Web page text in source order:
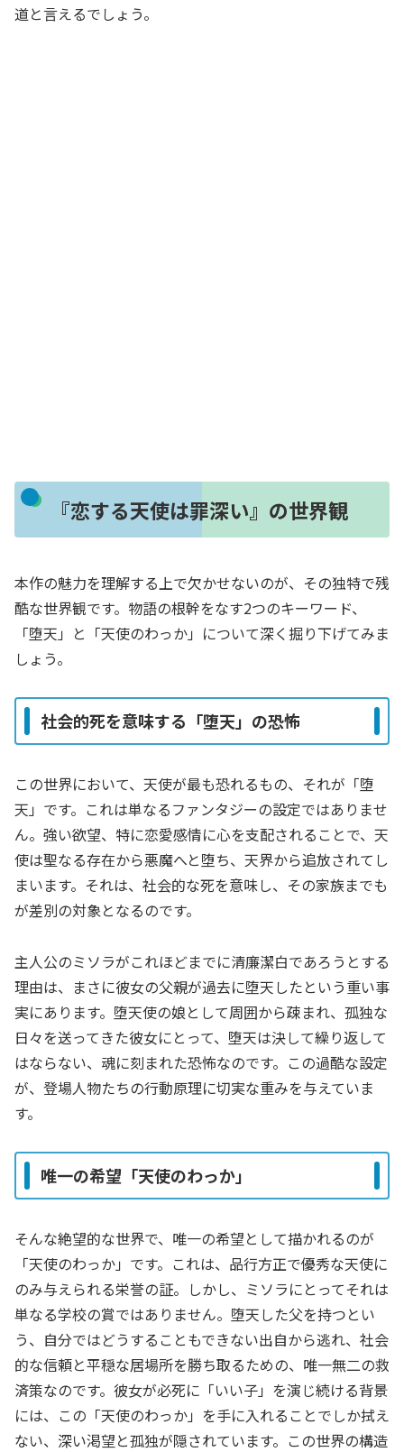
道と言えるでしょう。
『恋する天使は罪深い』の世界観
本作の魅力を理解する上で欠かせないのが、その独特で残
酷な世界観です。物語の根幹をなす2つのキーワード、
「堕天」と「天使のわっか」について深く掘り下げてみま
しょう。
社会的死を意味する「堕天」の恐怖
この世界において、天使が最も恐れるもの、それが「堕
天」です。これは単なるファンタジーの設定ではありませ
ん。強い欲望、特に恋愛感情に心を支配されることで、天
使は聖なる存在から悪魔へと堕ち、天界から追放されてし
まいます。それは、社会的な死を意味し、その家族までも
が差別の対象となるのです。
主人公のミソラがこれほどまでに清廉潔白であろうとする
理由は、まさに彼女の父親が過去に堕天したという重い事
実にあります。堕天使の娘として周囲から疎まれ、孤独な
日々を送ってきた彼女にとって、堕天は決して繰り返して
はならない、魂に刻まれた恐怖なのです。この過酷な設定
が、登場人物たちの行動原理に切実な重みを与えていま
す。
唯一の希望「天使のわっか」
そんな絶望的な世界で、唯一の希望として描かれるのが
「天使のわっか」です。これは、品行方正で優秀な天使に
のみ与えられる栄誉の証。しかし、ミソラにとってそれは
単なる学校の賞ではありません。堕天した父を持つとい
う、自分ではどうすることもできない出自から逃れ、社会
的な信頼と平穏な居場所を勝ち取るための、唯一無二の救
済策なのです。彼女が必死に「いい子」を演じ続ける背景
には、この「天使のわっか」を手に入れることでしか拭え
ない、深い渇望と孤独が隠されています。この世界の構造